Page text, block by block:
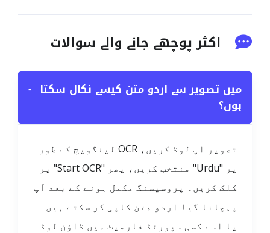
اکثر پوچھے جانے والے سوالات
میں تصویر سے اردو متن کیسے نکال سکتا
ہوں؟
−
تصویر اپ لوڈ کریں، OCR لینگویج کے طور
پر "Urdu" منتخب کریں، پھر "Start OCR" پر
کلک کریں۔ پروسیسنگ مکمل ہونے کے بعد آپ
پہچانا گیا اردو متن کاپی کر سکتے ہیں
یا اسے کسی سپورٹڈ فارمیٹ میں ڈاؤن لوڈ